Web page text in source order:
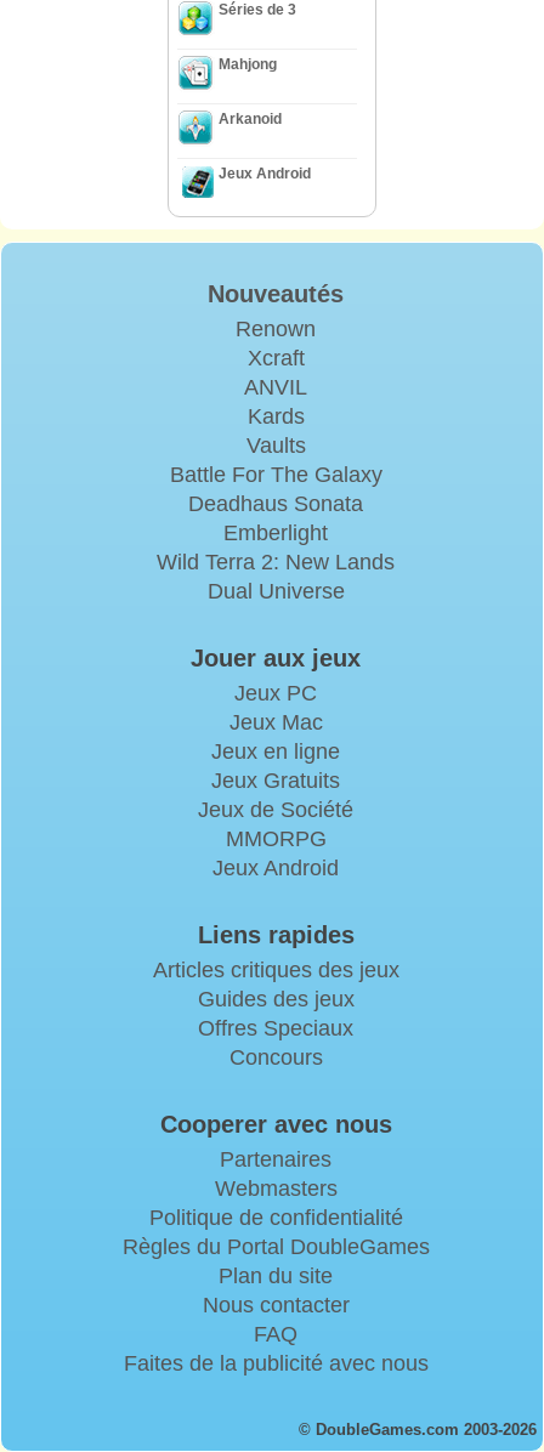
Séries de 3
Mahjong
Arkanoid
Jeux Android
Nouveautés
Renown
Xcraft
ANVIL
Kards
Vaults
Battle For The Galaxy
Deadhaus Sonata
Emberlight
Wild Terra 2: New Lands
Dual Universe
Jouer aux jeux
Jeux PC
Jeux Mac
Jeux en ligne
Jeux Gratuits
Jeux de Société
MMORPG
Jeux Android
Liens rapides
Articles critiques des jeux
Guides des jeux
Offres Speciaux
Concours
Cooperer avec nous
Partenaires
Webmasters
Politique de confidentialité
Règles du Portal DoubleGames
Plan du site
Nous contacter
FAQ
Faites de la publicité avec nous
© DoubleGames.com 2003-2026